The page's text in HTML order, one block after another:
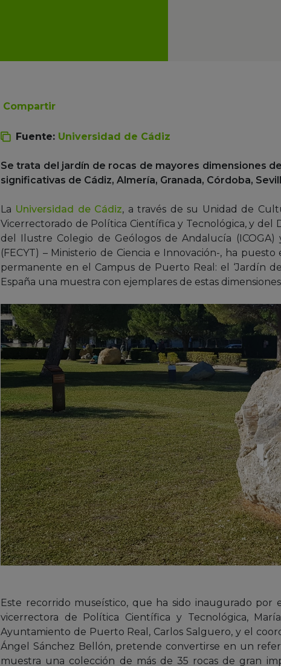
Compartir
Fuente: Universidad de Cádiz
Se trata del jardín de rocas de mayores dimensiones
significativas de Cádiz, Almería, Granada, Córdoba,
La Universidad de Cádiz, a través de su Unidad de
Vicerrectorado de Política Científica y Tecnológica, y del
del Ilustre Colegio de Geólogos de Andalucía
(FECYT) – Ministerio de Ciencia e Innovación-, ha
permanente en el Campus de Puerto Real: el ‘Jardín
España una muestra con ejemplares de estas
Este recorrido museístico, que ha sido inaugurado por
vicerrectora de Política Científica y Tecnológica,
Ayuntamiento de Puerto Real, Carlos Salguero, y el
Ángel Sánchez Bellón, pretende convertirse en un
muestra una colección de más de 35 rocas de gran